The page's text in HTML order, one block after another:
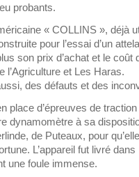
probants.
« COLLINS », déjà
pour l’essai d’un
son prix d’achat et le
l’Agriculture et Les Haras.
des défauts et des
place d’épreuves de
dynamomètre à sa
de Puteaux, pour
L’appareil fut livré
une foule immense.